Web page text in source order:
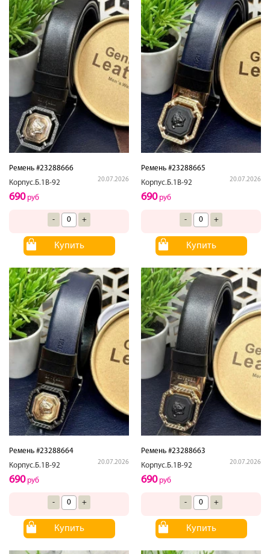
Ремень #23288666
Корпус.Б.1В-92
20.07.2026
690руб
- +
Купить
Ремень #23288665
Корпус.Б.1В-92
20.07.2026
690руб
- +
Купить
Ремень #23288664
Корпус.Б.1В-92
20.07.2026
690руб
- +
Купить
Ремень #23288663
Корпус.Б.1В-92
20.07.2026
690руб
- +
Купить